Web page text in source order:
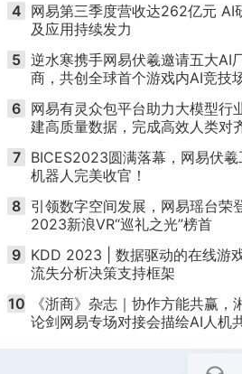
4 网易第三季度营收达262亿元 AI
及应用持续发力
5 逆水寒携手网易伏羲邀请五大AI
商，共创全球首个游戏内AI竞技
6 网易有灵众包平台助力大模型行
建高质量数据，完成高效人类对
7
BICES2023圆满落幕，网易伏羲
机器人完美收官！
8 引领数字空间发展，网易瑶台荣
2023新浪VR“巡礼之光”榜首
9 KDD 2023 | 数据驱动的在线游
流失分析决策支持框架
10
《浙商》杂志｜协作方能共赢，
论剑网易专场对接会描绘AI人机